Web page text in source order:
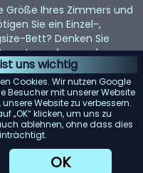
uns wichtig
Cookies. Wir nutzen Google
Besucher mit unserer Website
Website zu verbessern.
„OK“ klicken, um uns zu
ablehnen, ohne dass dies
OK
Größe Ihres Zimmers und
Sie ein Einzel-,
Bett? Denken Sie
entsprechen und
Sie es mit jemandem
für einen guten
die Ihr
und Ihren
es weich, mittel oder